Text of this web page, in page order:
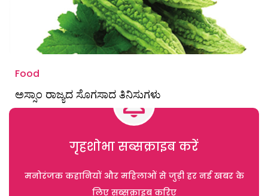
Food
ಅಸ್ಸಾಂ ರಾಜ್ಯದ ಸೊಗಸಾದ ತಿನಿಸುಗಳು
गृहशोभा सब्सक्राइब करें
मनोरंजक कहानियों और महिलाओं से जुड़ी हर नई खबर के
लिए सब्सक्राइब करिए